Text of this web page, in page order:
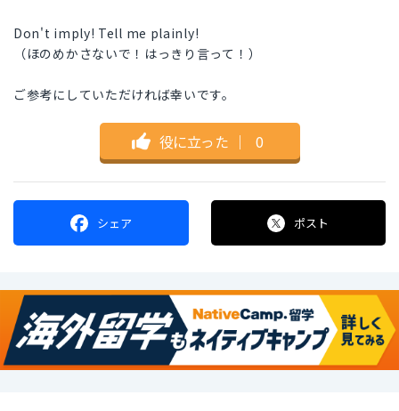
Don't imply! Tell me plainly!
（ほのめかさないで！はっきり言って！）
ご参考にしていただければ幸いです。
役に立った ｜ 0
シェア ポスト